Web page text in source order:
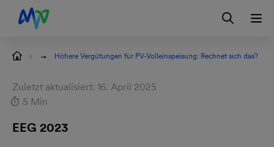
Zur Hauptnavigation springen
Zur Servicelasche springen
Zum Hauptinhalt springen
Zur Footernavigation springen
Login Höhere Vergütungen für PV-Volleinspeisung: Rechnet sich das?
Zuletzt aktualisiert: 16. April 2025
5 Min
EEG 2023